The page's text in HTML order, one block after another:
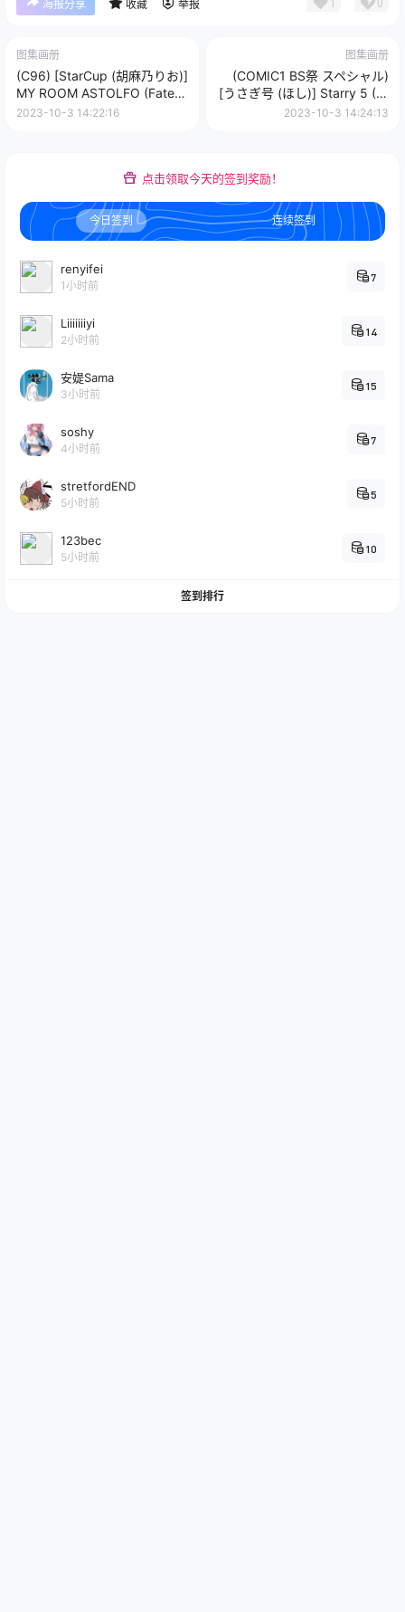
海报分享 收藏 举报 0
图集画册
(C96) [StarCup (胡麻乃りお)]
MY ROOM ASTOLFO (Fate
Grand Order)
2023-10-3 14:22:16
图集画册
(COMIC1 BS祭 スペシャル)
[うさぎ号 (ほし)] Starry 5 (オ
リジナル)
2023-10-3 14:24:13
点击领取今天的签到奖励！
今日签到 连续签到
renyifei
1小时前
7
Liiiiiiiyi
2小时前
14
安媞Sama
3小时前
15
soshy
4小时前
7
stretfordEND
5小时前
5
123bec
5小时前
10
签到排行